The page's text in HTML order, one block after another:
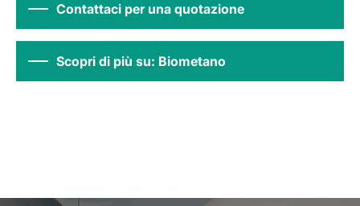
Contattaci per una quotazione
Scopri di più su: Biometano